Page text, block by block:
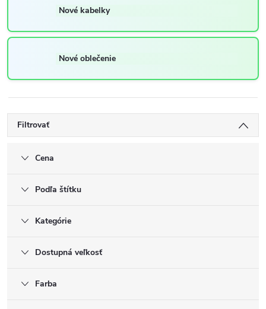
Nové kabelky
Nové oblečenie
Filtrovať
Cena
Podľa štítku
Kategórie
Dostupná veľkosť
Farba